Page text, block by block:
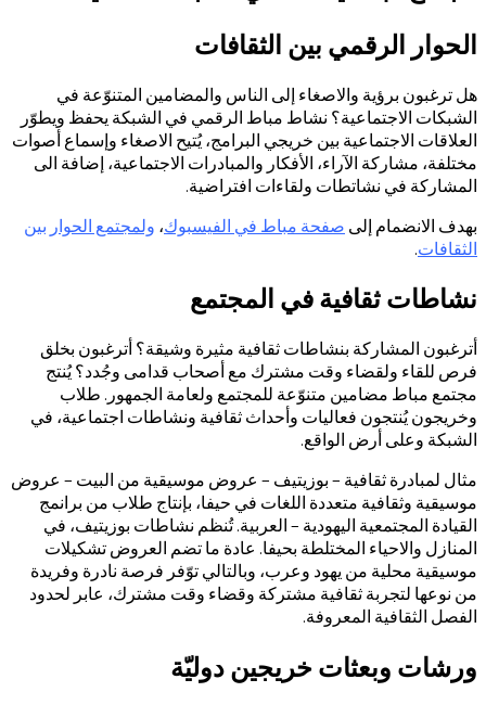
الحوار الرقمي بين الثقافات
هل ترغبون برؤية والاصغاء إلى الناس والمضامين المتنوّعة في
الشبكات الاجتماعية؟ نشاط مباط الرقمي في الشبكة يحفظ ويطوّر
العلاقات الاجتماعية بين خريجي البرامج، يُتيح الاصغاء وإسماع أصوات
مختلفة، مشاركة الآراء، الأفكار والمبادرات الاجتماعية، إضافة الى
المشاركة في نشاتطات ولقاءات افتراضية.
بهدف الانضمام إلى صفحة مباط في الفيسبوك، ولمجتمع الحوار بين
الثقافات.
نشاطات ثقافية في المجتمع
أترغبون المشاركة بنشاطات ثقافية مثيرة وشيقة؟ أترغبون بخلق
فرص للقاء ولقضاء وقت مشترك مع أصحاب قدامى وجُدد؟ يُنتج
مجتمع مباط مضامين متنوّعة للمجتمع ولعامة الجمهور. طلاب
وخريجون يُنتجون فعاليات وأحداث ثقافية ونشاطات اجتماعية، في
الشبكة وعلى أرض الواقع.
مثال لمبادرة ثقافية – بوزيتيف – عروض موسيقية من البيت – عروض
موسيقية وثقافية متعددة اللغات في حيفا، بإنتاج طلاب من برانمج
القيادة المجتمعية اليهودية – العربية. تُنظم نشاطات بوزيتيف، في
المنازل والاحياء المختلطة بحيفا. عادة ما تضم العروض تشكيلات
موسيقية محلية من يهود وعرب، وبالتالي توّفر فرصة نادرة وفريدة
من نوعها لتجربة ثقافية مشتركة وقضاء وقت مشترك، عابر لحدود
الفصل الثقافية المعروفة.
ورشات وبعثات خريجين دوليّة